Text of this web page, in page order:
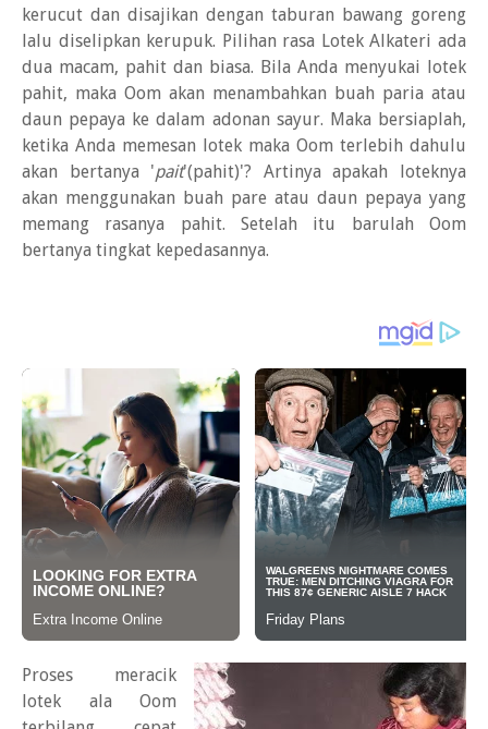
kerucut dan disajikan dengan taburan bawang goreng
lalu diselipkan kerupuk. Pilihan rasa Lotek Alkateri ada
dua macam, pahit dan biasa. Bila Anda menyukai lotek
pahit, maka Oom akan menambahkan buah paria atau
daun pepaya ke dalam adonan sayur. Maka bersiaplah,
ketika Anda memesan lotek maka Oom terlebih dahulu
akan bertanya 'pait'(pahit)'? Artinya apakah loteknya
akan menggunakan buah pare atau daun pepaya yang
memang rasanya pahit. Setelah itu barulah Oom
bertanya tingkat kepedasannya.
Proses meracik
lotek ala Oom